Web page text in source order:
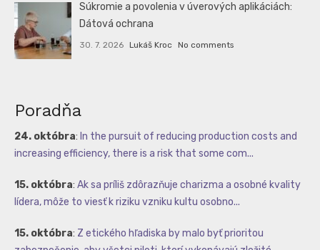
Súkromie a povolenia v úverových aplikáciách:
Dátová ochrana
30. 7. 2026 Lukáš Kroc No comments
Poradňa
24. októbra: In the pursuit of reducing production costs and
increasing efficiency, there is a risk that some com...
15. októbra: Ak sa príliš zdôrazňuje charizma a osobné kvality
lídera, môže to viesť k riziku vzniku kultu osobno...
15. októbra: Z etického hľadiska by malo byť prioritou